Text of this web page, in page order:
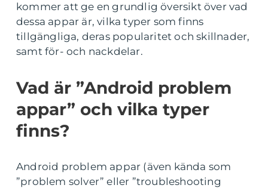
kommer att ge en grundlig översikt över vad
dessa appar är, vilka typer som finns
tillgängliga, deras popularitet och skillnader,
samt för- och nackdelar.
Vad är ”Android problem
appar” och vilka typer
finns?
Android problem appar (även kända som
”problem solver” eller ”troubleshooting